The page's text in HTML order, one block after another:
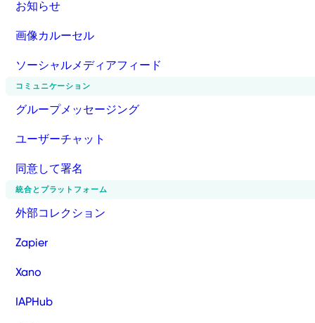
お知らせ
画像カルーセル
ソーシャルメディアフィード
コミュニケーション
グループメッセージング
ユーザーチャット
同意して署名
統合とプラットフォーム
外部コレクション
Zapier
Xano
IAPHub